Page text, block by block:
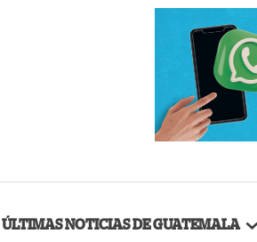
ÚLTIMAS NOTICIAS DE GUATEMALA